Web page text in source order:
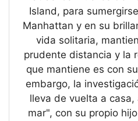
Island, para
Manhattan y en su
vida solitaria,
prudente distancia y la
que mantiene es con
embargo, la
lleva de vuelta a
mar", con su propio